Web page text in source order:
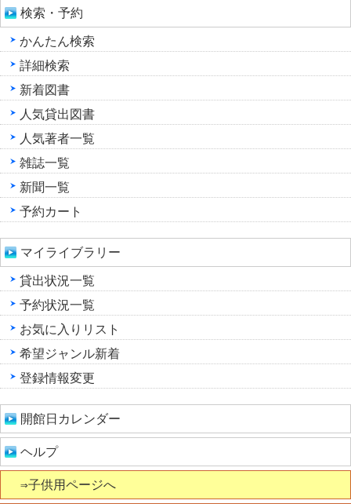
検索・予約
かんたん検索
詳細検索
新着図書
人気貸出図書
人気著者一覧
雑誌一覧
新聞一覧
予約カート
マイライブラリー
貸出状況一覧
予約状況一覧
お気に入りリスト
希望ジャンル新着
登録情報変更
開館日カレンダー
ヘルプ
⇒子供用ページへ